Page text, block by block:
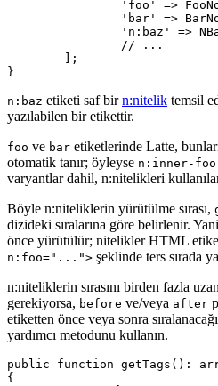
n:baz etiketi saf birn:nitelik temsil
yazılabilen bir etikettir.
foo ve bar etiketlerinde Latte,
otomatik tanır; öyleyse n:inner-foo
varyantlar dahil, n:nitelikleri
Böyle n:niteliklerin yürütülme sırası,
dizideki sıralarına göre belirlenir. Yani
önce yürütülür; nitelikler HTML
n:foo="..."> şeklinde ters sırada
n:niteliklerin sırasını birden fazla
gerekiyorsa, before ve/veya after
etiketten önce veya sonra
yardımcı metodunu kullanın.
public function getTags():
{